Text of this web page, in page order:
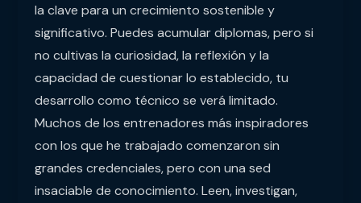
la clave para un crecimiento sostenible y
significativo. Puedes acumular diplomas, pero si
no cultivas la curiosidad, la reflexión y la
capacidad de cuestionar lo establecido, tu
desarrollo como técnico se verá limitado.
Muchos de los entrenadores más inspiradores
con los que he trabajado comenzaron sin
grandes credenciales, pero con una sed
insaciable de conocimiento. Leen, investigan,